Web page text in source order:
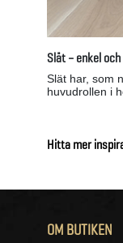
Slät – enkel
Slät har, som
huvudrollen i
Hitta mer
OM BUTIKEN